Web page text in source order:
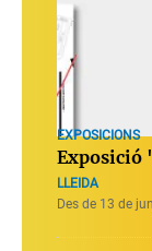
EXPOSICIONS
Exposició
LLEIDA
Des de 13 de